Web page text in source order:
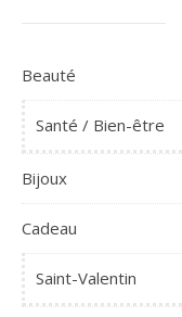
Beauté
Santé / Bien-être
Bijoux
Cadeau
Saint-Valentin